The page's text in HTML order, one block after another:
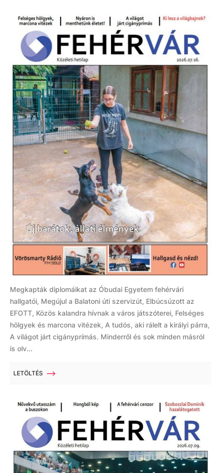
Megkapták diplomáikat az Óbudai Egyetem fehérvári
hallgatói, Megújul a Balatoni úti szervizút, Elbúcsúzott az
EFOTT, Közös kalandra hívnak a város játszóterei, Felséges
hölgyek és marcona vitézek, A tudós, aki rálelt a királyi párra,
A világot járt cigányprímás. Minderről és sok minden másról
is olv...
LETÖLTÉS